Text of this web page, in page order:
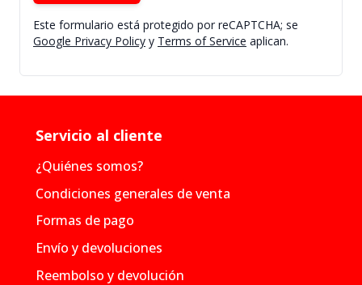
Este formulario está protegido por reCAPTCHA; se
Google Privacy Policy y Terms of Service aplican.
Servicio al cliente
¿Quiénes somos?
Condiciones generales de venta
Formas de pago
Envío y devoluciones
Reembolso y devolución